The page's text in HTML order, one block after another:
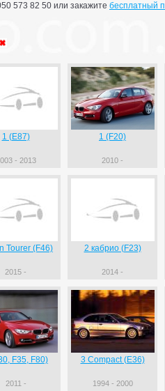
573 82 50 или закажите бесплатный
1 (E87)
- 2013
1 (F20)
2010 -
Tourer (F46)
2015 -
2 кабрио (F23)
2014 -
F35, F80)
2011 -
3 Compact (E36)
1994 - 2000